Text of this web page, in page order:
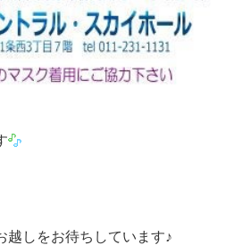
越しをお待ちしています♪